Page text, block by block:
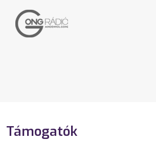
Támogatók